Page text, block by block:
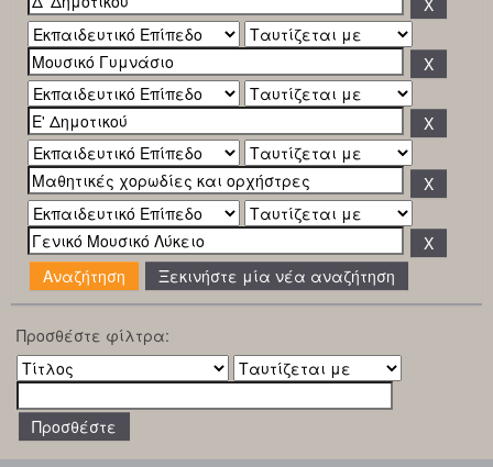
Ξεκινήστε μία νέα αναζήτηση
Προσθέστε φίλτρα: